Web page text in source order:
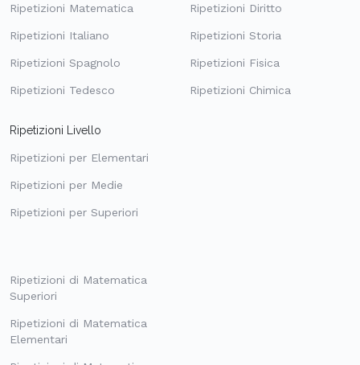
Ripetizioni Matematica
Ripetizioni Italiano
Ripetizioni Spagnolo
Ripetizioni Tedesco
Ripetizioni Diritto
Ripetizioni Storia
Ripetizioni Fisica
Ripetizioni Chimica
Ripetizioni Livello
Ripetizioni per Elementari
Ripetizioni per Medie
Ripetizioni per Superiori
Ripetizioni di Matematica
Superiori
Ripetizioni di Matematica
Elementari